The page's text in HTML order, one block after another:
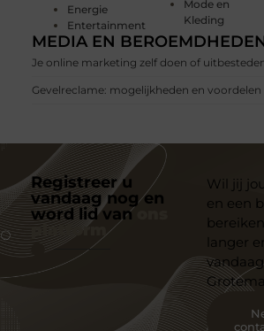
Energie
Entertainment
Mode en
Kleding
MEDIA EN
Je online marketing zelf doen of
Gevelreclame: mogelijkheden en voordelen
Registreer u
vandaag nog en
word lid van
platform
Wil jij
en een
langer